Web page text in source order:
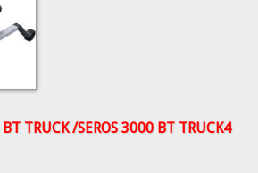
BT TRUCK /SEROS 3000 BT TRUCK4